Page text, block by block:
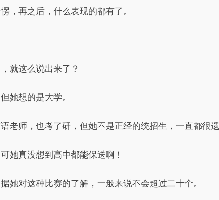
，再之后，什么表现的都有了。
就这么说出来了？
她想的是大学。
老师，也考了研，但她不是正经的统招生，一直都很
她真没想到高中都能保送啊！
她对这种比赛的了解，一般来说不会超过二十个。